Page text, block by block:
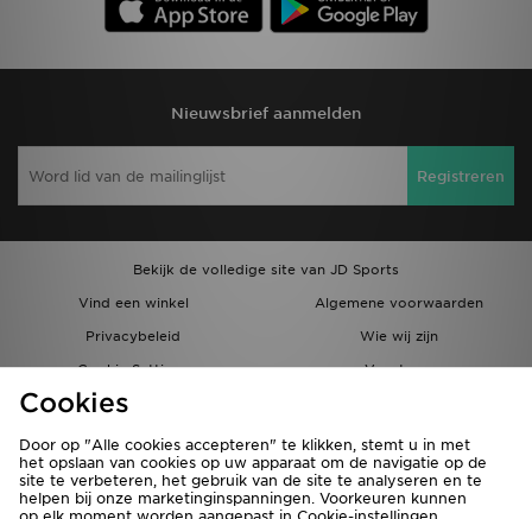
Nieuwsbrief aanmelden
Registreren
Bekijk de volledige site van JD Sports
Vind een winkel
Algemene voorwaarden
Privacybeleid
Wie wij zijn
Cookie Settings
Vacatures
Bestellingen en Levering
Cookies
Door op "Alle cookies accepteren" te klikken, stemt u in met
het opslaan van cookies op uw apparaat om de navigatie op de
site te verbeteren, het gebruik van de site te analyseren en te
helpen bij onze marketinginspanningen. Voorkeuren kunnen